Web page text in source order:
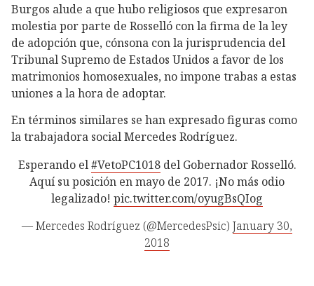
Burgos alude a que hubo religiosos que expresaron
molestia por parte de Rosselló con la firma de la ley
de adopción que, cónsona con la jurisprudencia del
Tribunal Supremo de Estados Unidos a favor de los
matrimonios homosexuales, no impone trabas a estas
uniones a la hora de adoptar.
En términos similares se han expresado figuras como
la trabajadora social Mercedes Rodríguez.
Esperando el#VetoPC1018del Gobernador Rosselló.
Aquí su posición en mayo de 2017. ¡No más odio
legalizado! pic.twitter.com/oyugBsQIog
— Mercedes Rodríguez (@MercedesPsic) January 30,
2018